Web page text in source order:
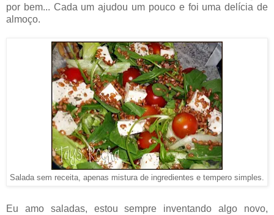
por bem... Cada um ajudou um pouco e foi uma delícia de
almoço.
Salada sem receita, apenas mistura de ingredientes e tempero simples.
Eu amo saladas, estou sempre inventando algo novo,